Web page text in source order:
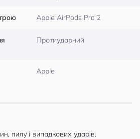
Apple AirPods Pro 2
Протиударний
Apple
пилу і випадкових ударів.